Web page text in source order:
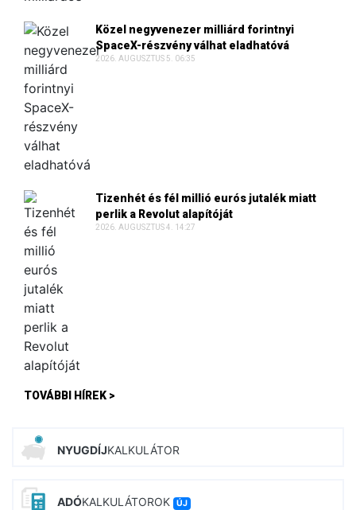
Közel negyvenezer milliárd forintnyi
SpaceX-részvény válhat eladhatóvá
2026. AUGUSZTUS 5. 06:35
Tizenhét és fél millió eurós jutalék miatt
perlik a Revolut alapítóját
2026. AUGUSZTUS 4. 14:27
TOVÁBBI HÍREK >
NYUGDÍJKALKULÁTOR
ADÓKALKULÁTOROK ÚJ